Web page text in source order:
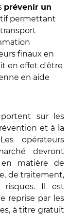
prévenir un
permettant
finaux en
en effet d'être
en aide
sur les
et à la
opérateurs
devront
en matière de
de traitement,
Il est
reprise par les
à titre gratuit